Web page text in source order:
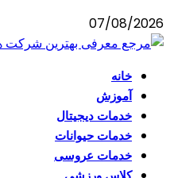
07/08/2026
خانه
آموزش
خدمات دیجیتال
خدمات حیوانات
خدمات عروسی